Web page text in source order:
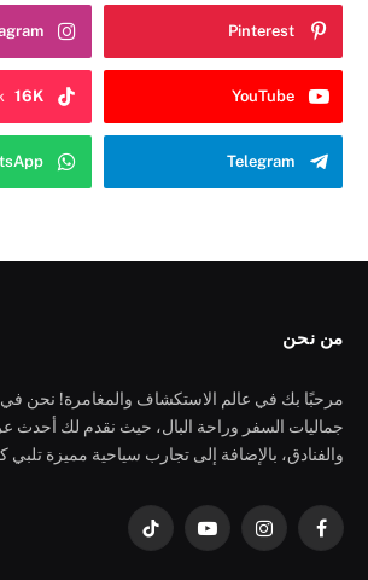
Pinterest
YouTube
16K
Telegram
من نحن
مرحبًا بك في عالم الاستكشاف والمغامرة! نحن في
جماليات السفر وراحة البال، حيث نقدم لك أحدث
والفنادق، بالإضافة إلى تجارب سياحية مميزة تلبي
فيسبوكالانستغراميوتيوب تيكتوك